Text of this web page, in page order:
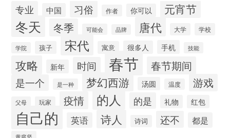
专业 中国 习俗 作者 你可以 元宵节
冬天 冬季 可能会 品牌 唐代 大学 学校
学院 孩子 宋代 寓意 很多人 手机 技能
攻略 新年 时间 春节 春节期间
是一个 是一种 梦幻西游 汤圆 温度 游戏
父母 玩家 疫情 的人 的是 礼物 红包
自己的 英语 诗人 诗词 还不 都是
黄庭坚